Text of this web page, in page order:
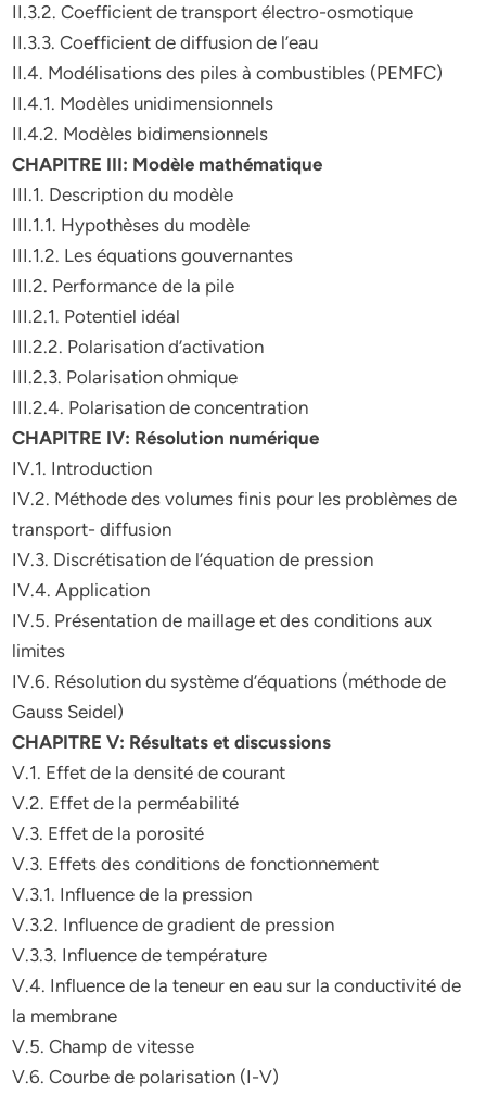
II.3.2. Coefficient de transport électro-osmotique
II.3.3. Coefficient de diffusion de l’eau
II.4. Modélisations des piles à combustibles (PEMFC)
II.4.1. Modèles unidimensionnels
II.4.2. Modèles bidimensionnels
CHAPITRE III: Modèle mathématique
III.1. Description du modèle
III.1.1. Hypothèses du modèle
III.1.2. Les équations gouvernantes
III.2. Performance de la pile
III.2.1. Potentiel idéal
III.2.2. Polarisation d’activation
III.2.3. Polarisation ohmique
III.2.4. Polarisation de concentration
CHAPITRE IV: Résolution numérique
IV.1. Introduction
IV.2. Méthode des volumes finis pour les problèmes de
transport- diffusion
IV.3. Discrétisation de l’équation de pression
IV.4. Application
IV.5. Présentation de maillage et des conditions aux
limites
IV.6. Résolution du système d’équations (méthode de
Gauss Seidel)
CHAPITRE V: Résultats et discussions
V.1. Effet de la densité de courant
V.2. Effet de la perméabilité
V.3. Effet de la porosité
V.3. Effets des conditions de fonctionnement
V.3.1. Influence de la pression
V.3.2. Influence de gradient de pression
V.3.3. Influence de température
V.4. Influence de la teneur en eau sur la conductivité de
la membrane
V.5. Champ de vitesse
V.6. Courbe de polarisation (I-V)